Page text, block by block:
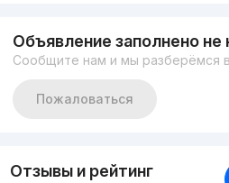
Объявление заполнено не
Сообщите нам и мы разберёмся
Пожаловаться
Отзывы и рейтинг